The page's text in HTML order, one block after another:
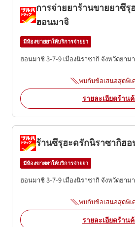
การจ่ายยาร้านขายยาซึรุ
ฮอนมาจิ
มีห้องขายยาให้บริการจ่ายยา
ฮอนมาชิ 3-7-9 เมืองนิราซากิ จังหวัดยาม
พบกับข้อเสนอสุดพิเ
รายละเอียดร้าน
ร้านซึรุฮะดรักนิราซากิฮ
มีห้องขายยาให้บริการจ่ายยา
ฮอนมาชิ 3-7-9 เมืองนิราซากิ จังหวัดยาม
พบกับข้อเสนอสุดพิเ
รายละเอียดร้าน